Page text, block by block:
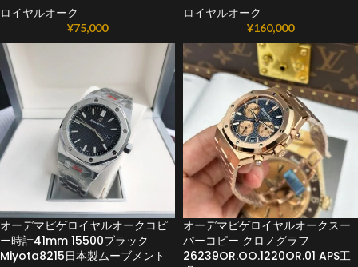
ロイヤルオーク
¥75,000
ロイヤルオーク
¥160,000
オーデマピゲロイヤルオークコピ
ー時計41mm 15500ブラック
Miyota8215日本製ムーブメント
オーデマピゲロイヤルオークスー
パーコピー クロノグラフ
26239OR.OO.1220OR.01 APS工